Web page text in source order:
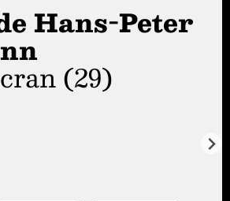
Hans-Peter
(29)